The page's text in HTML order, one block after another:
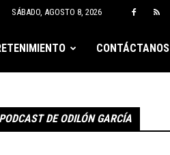
SÁBADO, AGOSTO 8, 2026
CONTÁCTANOS
PODCAST DE ODILÓN GARCÍA